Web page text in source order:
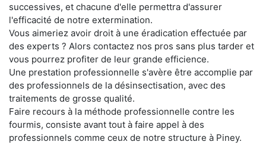
successives, et chacune d'elle permettra d'assurer
l'efficacité de notre extermination.
Vous aimeriez avoir droit à une éradication effectuée par
des experts ? Alors contactez nos pros sans plus tarder et
vous pourrez profiter de leur grande efficience.
Une prestation professionnelle s'avère être accomplie par
des professionnels de la désinsectisation, avec des
traitements de grosse qualité.
Faire recours à la méthode professionnelle contre les
fourmis, consiste avant tout à faire appel à des
professionnels comme ceux de notre structure à Piney.